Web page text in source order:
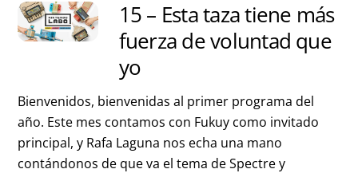
15 – Esta taza tiene más
fuerza de voluntad que
yo
Bienvenidos, bienvenidas al primer programa del
año. Este mes contamos con Fukuy como invitado
principal, y Rafa Laguna nos echa una mano
contándonos de que va el tema de Spectre y